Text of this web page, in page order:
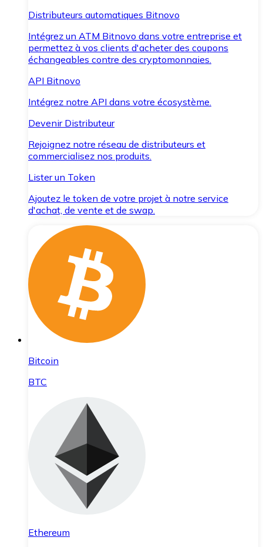
Distributeurs automatiques Bitnovo
Intégrez un ATM Bitnovo dans votre entreprise et
permettez à vos clients d'acheter des coupons
échangeables contre des cryptomonnaies.
API Bitnovo
Intégrez notre API dans votre écosystème.
Devenir Distributeur
Rejoignez notre réseau de distributeurs et
commercialisez nos produits.
Lister un Token
Ajoutez le token de votre projet à notre service
d'achat, de vente et de swap.
Bitcoin
BTC
Ethereum